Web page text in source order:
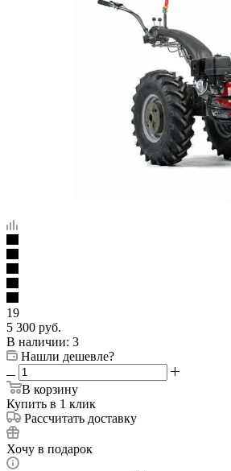
19
5 300 руб.
В наличии: 3
Нашли дешевле?
В корзину
Купить в 1 клик
Рассчитать доставку
Хочу в подарок